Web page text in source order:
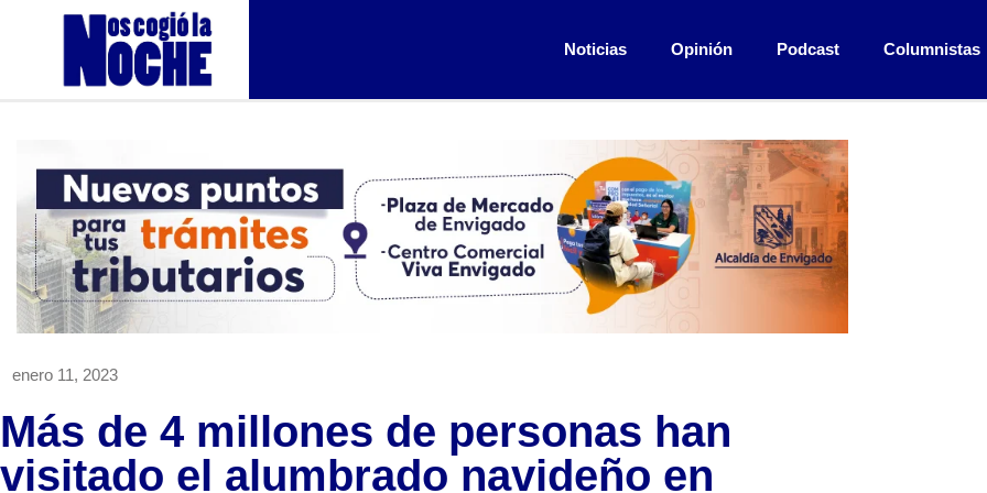
Noticias Opinión Podcast Columnistas
enero 11, 2023
Más de 4 millones de personas han
visitado el alumbrado navideño en